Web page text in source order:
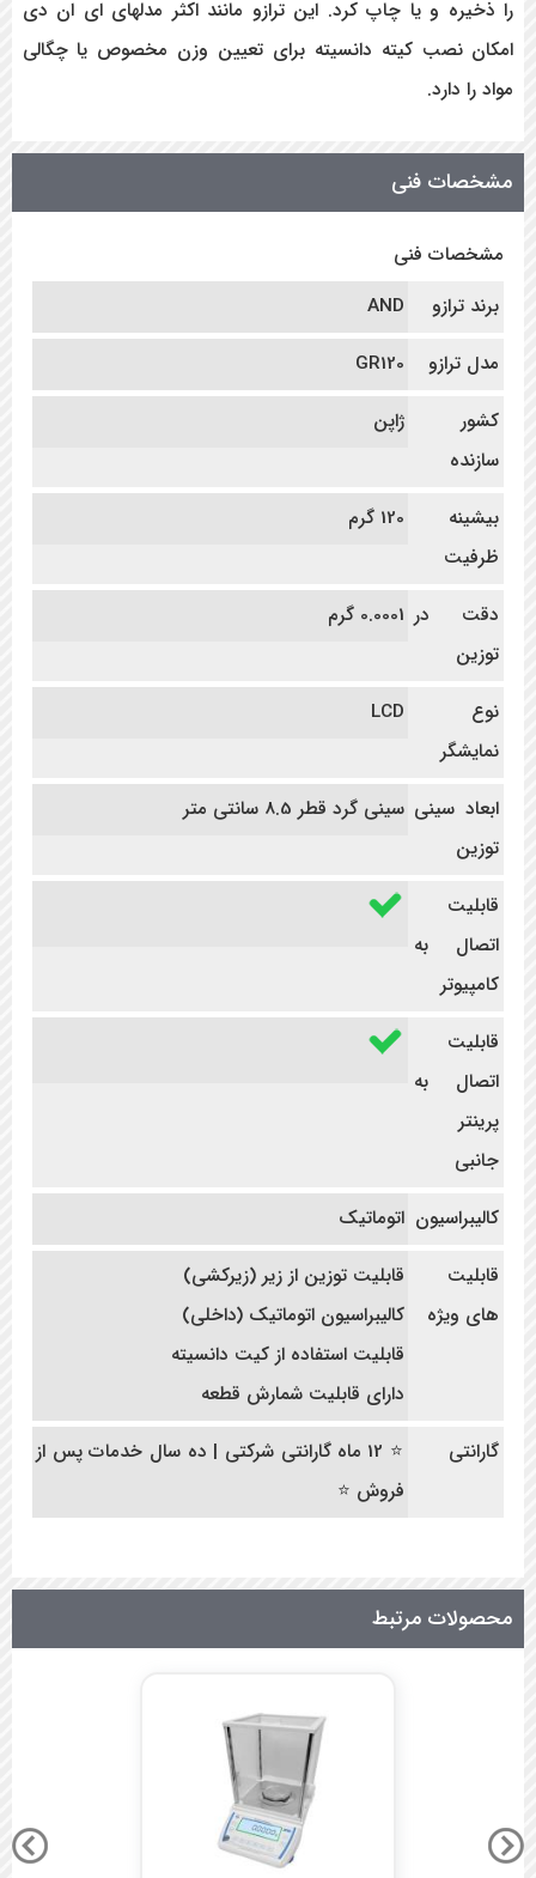
را ذخیره و یا چاپ کرد. این ترازو مانند اکثر مدلهای ای ان دی
امکان نصب کیته دانسیته برای تعیین وزن مخصوص یا چگالی
مواد را دارد.
مشخصات فنی
مشخصات فنی
برند ترازو
AND
مدل ترازو
GR120
کشور
سازنده
ژاپن
بیشینه
ظرفیت
120 گرم
دقت در
توزین
0.0001 گرم
نوع
نمایشگر
LCD
ابعاد سینی
توزین
سینی گرد قطر 8.5 سانتی متر
قابلیت
اتصال به
کامپیوتر
قابلیت
اتصال به
پرینتر
جانبی
کالیبراسیون اتوماتیک
قابلیت
های ویژه
قابلیت توزین از زیر (زیرکشی)
کالیبراسیون اتوماتیک (داخلی)
قابلیت استفاده از کیت دانسیته
دارای قابلیت شمارش قطعه
گارانتی
⭐ 12 ماه گارانتی شرکتی | ده سال خدمات پس از
فروش ⭐
محصولات مرتبط